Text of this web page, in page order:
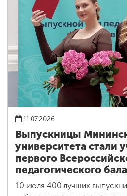
11.07.2026
Выпускницы
университета стали
первого
педагогического
10 июля 400 лучших